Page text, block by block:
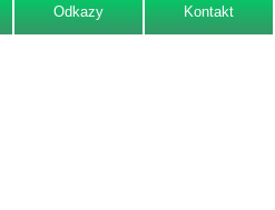
Odkazy Kontakt